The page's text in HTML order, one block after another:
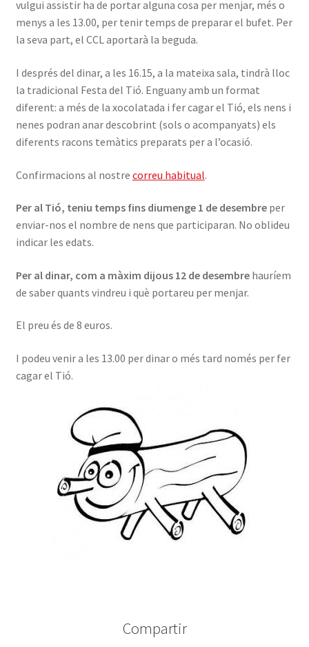
vulgui assistir ha de portar alguna cosa per menjar, més o
menys a les 13.00, per tenir temps de preparar el bufet. Per
la seva part, el CCL aportarà la beguda.
I després del dinar, a les 16.15, a la mateixa sala, tindrà lloc
la tradicional Festa del Tió. Enguany amb un format
diferent: a més de la xocolatada i fer cagar el Tió, els nens i
nenes podran anar descobrint (sols o acompanyats) els
diferents racons temàtics preparats per a l’ocasió.
Confirmacions al nostre correu habitual.
Per al Tió, teniu temps fins diumenge 1 de desembreper
enviar-nos el nombre de nens que participaran. No oblideu
indicar les edats.
Per al dinar, com a màxim dijous 12 de desembrehauríem
de saber quants vindreu i què portareu per menjar.
El preu és de 8 euros.
I podeu venir a les 13.00 per dinar o més tard només per fer
cagar el Tió.
Compartir